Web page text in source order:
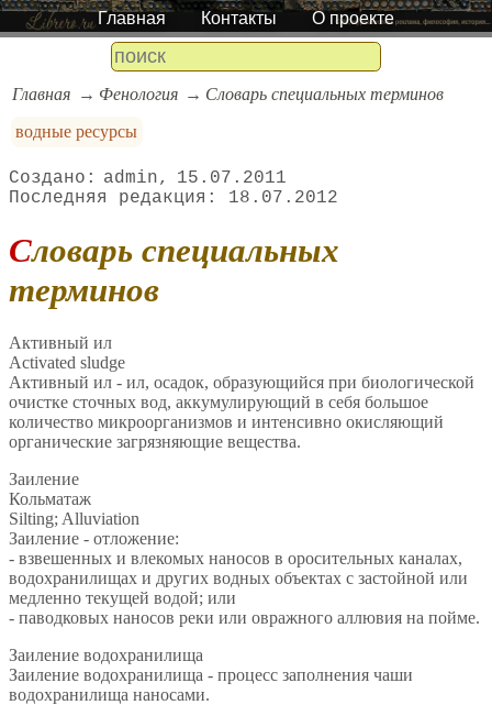
Главная Контакты О проекте
Главная Фенология
Словарь специальных терминов
водные ресурсы
admin
15.07.2011
18.07.2012
Словарь специальных
терминов
Активный ил
Activated sludge
Активный ил - ил, осадок, образующийся при биологической
очистке сточных вод, аккумулирующий в себя большое
количество микроорганизмов и интенсивно окисляющий
органические загрязняющие вещества.
Заиление
Кольматаж
Silting; Alluviation
Заиление - отложение:
- взвешенных и влекомых наносов в оросительных каналах,
водохранилищах и других водных объектах с застойной или
медленно текущей водой; или
- паводковых наносов реки или овражного аллювия на пойме.
Заиление водохранилища
Заиление водохранилища - процесс заполнения чаши
водохранилища наносами.